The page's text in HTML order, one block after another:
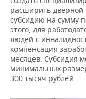
расширить дверной
субсидию на сумму
этого, для
людей с
компенсация
месяцев. Субсидия
минимальных
300 тысяч рублей.